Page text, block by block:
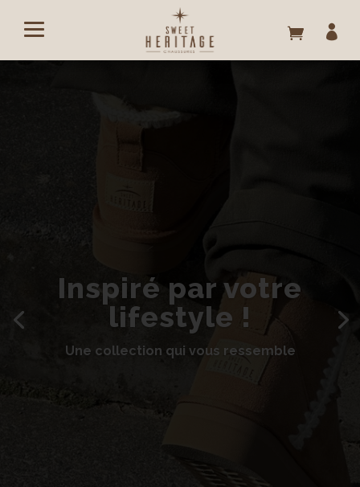

Inspiré par votre
lifestyle !
Une collection qui vous ressemble